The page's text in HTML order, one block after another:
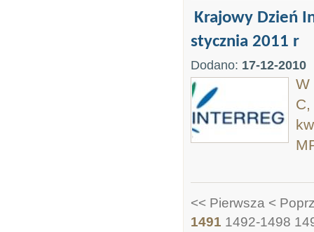
Krajowy Dzień
stycznia 2011 r
Dodano: 17-12-2010
W
<< Pierwsza <
1491 1492-1498